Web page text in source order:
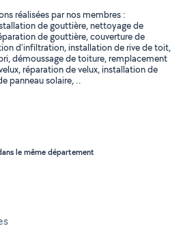
réalisées par nos membres :
de gouttière, nettoyage de
de gouttière, couverture de
d'infiltration, installation de rive de toit,
démoussage de toiture, remplacement
réparation de velux, installation de
panneau solaire, ..
le même département